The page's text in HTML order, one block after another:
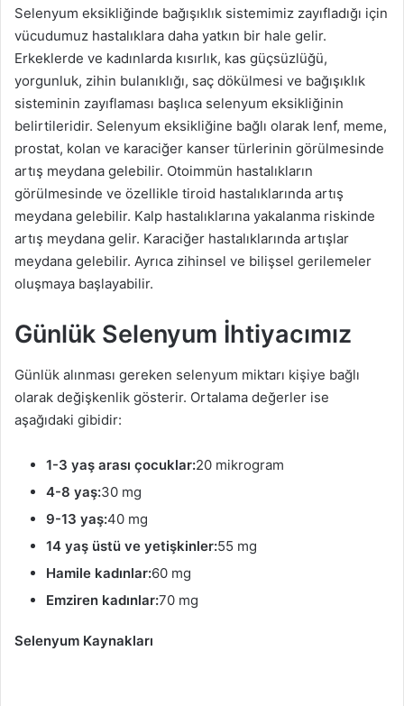
Selenyum eksikliğinde bağışıklık sistemimiz zayıfladığı için
vücudumuz hastalıklara daha yatkın bir hale gelir.
Erkeklerde ve kadınlarda kısırlık, kas güçsüzlüğü,
yorgunluk, zihin bulanıklığı, saç dökülmesi ve bağışıklık
sisteminin zayıflaması başlıca selenyum eksikliğinin
belirtileridir. Selenyum eksikliğine bağlı olarak lenf, meme,
prostat, kolan ve karaciğer kanser türlerinin görülmesinde
artış meydana gelebilir. Otoimmün hastalıkların
görülmesinde ve özellikle tiroid hastalıklarında artış
meydana gelebilir. Kalp hastalıklarına yakalanma riskinde
artış meydana gelir. Karaciğer hastalıklarında artışlar
meydana gelebilir. Ayrıca zihinsel ve bilişsel gerilemeler
oluşmaya başlayabilir.
Günlük Selenyum İhtiyacımız
Günlük alınması gereken selenyum miktarı kişiye bağlı
olarak değişkenlik gösterir. Ortalama değerler ise
aşağıdaki gibidir:
1-3 yaş arası çocuklar:20 mikrogram
4-8 yaş:30 mg
9-13 yaş:40 mg
14 yaş üstü ve yetişkinler:55 mg
Hamile kadınlar:60 mg
Emziren kadınlar:70 mg
Selenyum Kaynakları